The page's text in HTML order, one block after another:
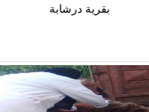
بقرية درشابة